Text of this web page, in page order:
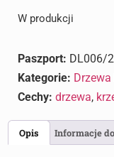
W produkcji
Paszport: DL006/
Kategorie:
Cechy: drzewa,
Opis Informacje